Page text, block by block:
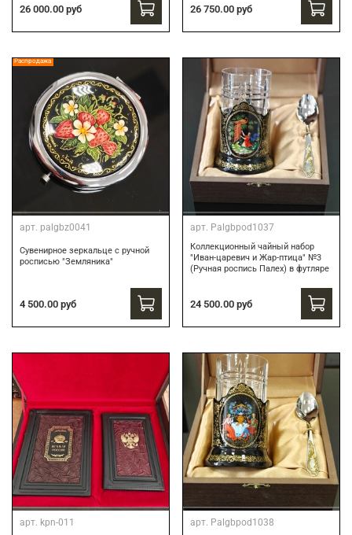
26 000.00 руб 26 750.00 руб
Распродажа
арт. palgbz0041
Сувенирное зеркальце с ручной
росписью "Земляника"
4 500.00 руб
арт. Palgbpod1037
Коллекционный чайный набор
"Иван-царевич и Жар-птица" №3
(Ручная роспись Палех) в футляре
24 500.00 руб
арт. kpn-011 арт. Palgbpod1038